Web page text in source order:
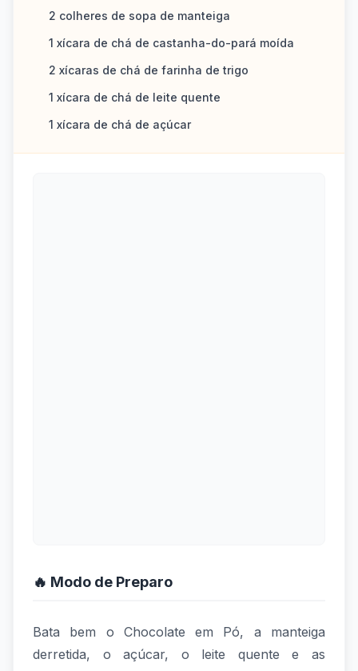
2 colheres de sopa de manteiga
1 xícara de chá de castanha-do-pará moída
2 xícaras de chá de farinha de trigo
1 xícara de chá de leite quente
1 xícara de chá de açúcar
🔥 Modo de Preparo
Bata bem o Chocolate em Pó, a manteiga
derretida, o açúcar, o leite quente e as